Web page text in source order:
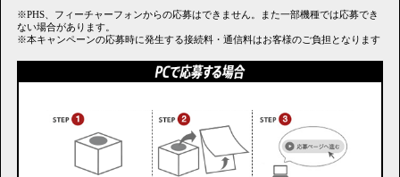
※PHS、フィーチャーフォンからの応募はできません。また一部機種では応募でき
ない場合があります。
※本キャンペーンの応募時に発生する接続料・通信料はお客様のご負担となります